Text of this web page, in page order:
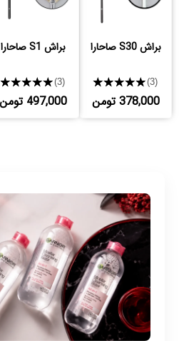
براش S30 صاحارا
★★★★★(3)
378,000 تومن
براش S1 صاحارا
★★★★★(3)
497,000 تومن